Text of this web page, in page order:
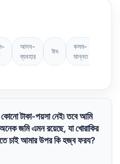
আদব-
ব্যবহার
ঈদ
কসম-
মান্নত
টাকা-পয়সা নেই৷ তবে আমি
জমি এমন রয়েছে, যা খোরাকির
চাই আমার উপর কি হজ্ব ফরয?